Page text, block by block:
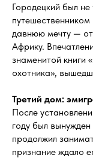
Городецкий был
путешественником
давнюю мечту —
Африку.
знаменитой книги
охотника»,
Третий дом:
После
году был
продолжил
признание ждало